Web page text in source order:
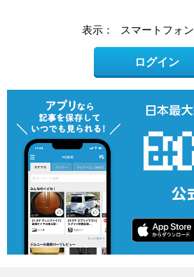
表示： スマートフォン
ログイン